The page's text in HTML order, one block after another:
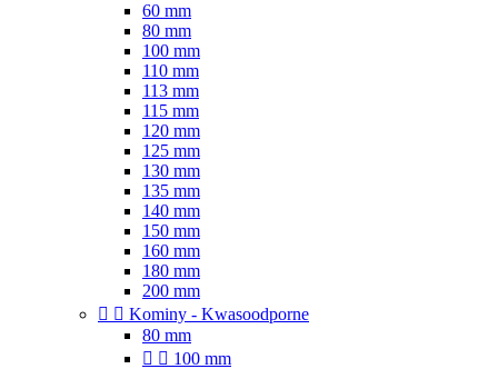
60 mm
80 mm
100 mm
110 mm
113 mm
115 mm
120 mm
125 mm
130 mm
135 mm
140 mm
150 mm
160 mm
180 mm
200 mm
  Kominy - Kwasoodporne
80 mm
  100 mm